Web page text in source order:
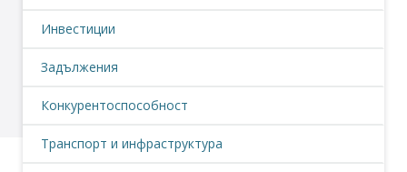
Инвестиции
Задължения
Конкурентоспособност
Транспорт и инфраструктура